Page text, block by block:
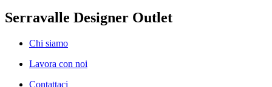
Serravalle Designer Outlet
Chi siamo
Lavora con noi
Contattaci